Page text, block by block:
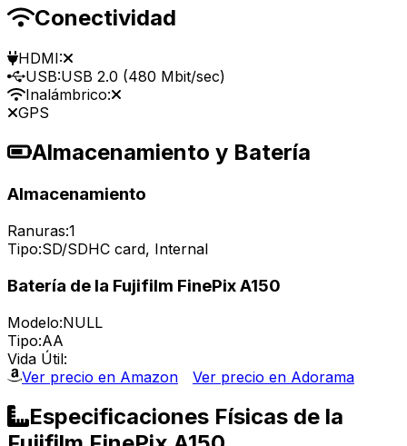
Conectividad
HDMI:
USB:USB 2.0 (480 Mbit/sec)
Inalámbrico:
GPS
Almacenamiento y Batería
Almacenamiento
Ranuras:1
Tipo:SD/SDHC card, Internal
Batería de la Fujifilm FinePix A150
Modelo:NULL
Tipo:AA
Vida Útil:
Ver precio en Amazon
Ver precio en Adorama
Especificaciones Físicas de la